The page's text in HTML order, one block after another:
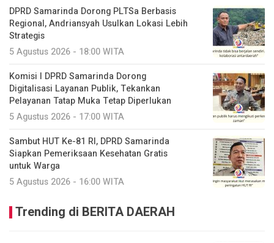
DPRD Samarinda Dorong PLTSa Berbasis
Regional, Andriansyah Usulkan Lokasi Lebih
Strategis
5 Agustus 2026 - 18:00 WITA
Komisi I DPRD Samarinda Dorong
Digitalisasi Layanan Publik, Tekankan
Pelayanan Tatap Muka Tetap Diperlukan
5 Agustus 2026 - 17:00 WITA
Sambut HUT Ke-81 RI, DPRD Samarinda
Siapkan Pemeriksaan Kesehatan Gratis
untuk Warga
5 Agustus 2026 - 16:00 WITA
Trending di BERITA DAERAH